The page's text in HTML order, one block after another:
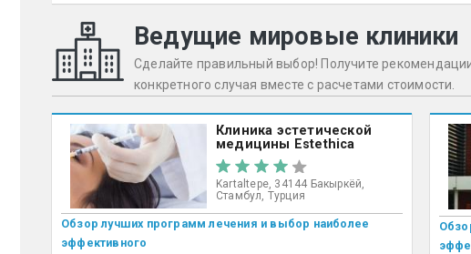
Ведущие мировые клиники
Сделайте правильный выбор! Получите
конкретного случая вместе с расчетами стоимости.
Клиника эстетической
медицины Estethica
Kartaltepe, 34144 Бакыркёй,
Стамбул, Турция
Обзор лучших программ лечения и выбор наиболее
эффективного